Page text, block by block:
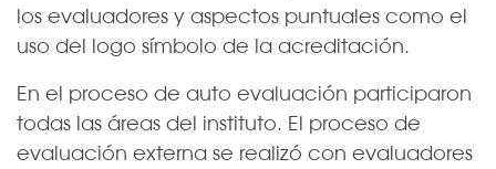
los evaluadores y aspectos puntuales como el
uso del logo símbolo de la acreditación.
En el proceso de auto evaluación participaron
todas las áreas del instituto. El proceso de
evaluación externa se realizó con evaluadores